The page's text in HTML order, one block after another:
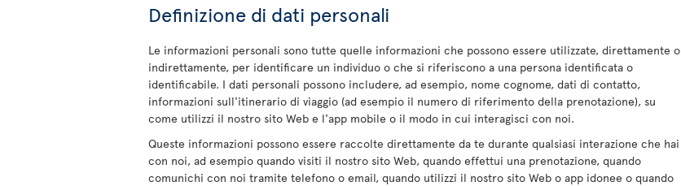
Definizione di dati personali
Le informazioni personali sono tutte quelle informazioni che possono essere utilizzate, direttamente o
indirettamente, per identificare un individuo o che si riferiscono a una persona identificata o
identificabile. I dati personali possono includere, ad esempio, nome cognome, dati di contatto,
informazioni sull'itinerario di viaggio (ad esempio il numero di riferimento della prenotazione), su
come utilizzi il nostro sito Web e l'app mobile o il modo in cui interagisci con noi.
Queste informazioni possono essere raccolte direttamente da te durante qualsiasi interazione che hai
con noi, ad esempio quando visiti il nostro sito Web, quando effettui una prenotazione, quando
comunichi con noi tramite telefono o email, quando utilizzi il nostro sito Web o app idonee o quando